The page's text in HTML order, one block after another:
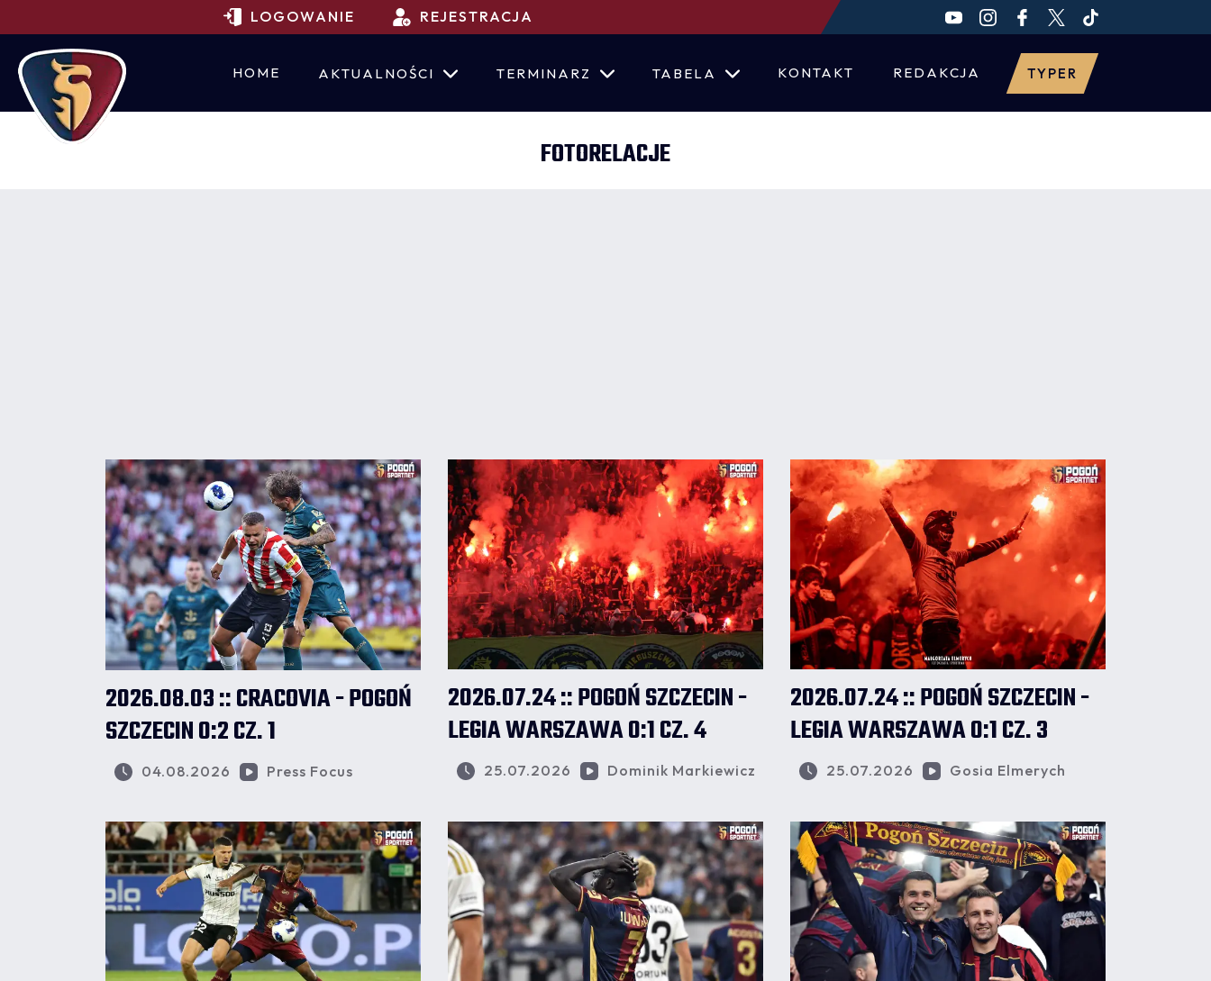
LOGOWANIE REJESTRACJA
HOME AKTUALNOŚCI TERMINARZ TABELA KONTAKT REDAKCJA TYPER
FOTORELACJE
2026.08.03 :: CRACOVIA - POGOŃ
SZCZECIN 0:2 CZ. 1
04.08.2026 Press Focus
2026.07.24 :: POGOŃ SZCZECIN -
LEGIA WARSZAWA 0:1 CZ. 4
25.07.2026 Dominik Markiewicz
2026.07.24 :: POGOŃ SZCZECIN -
LEGIA WARSZAWA 0:1 CZ. 3
25.07.2026 Gosia Elmerych